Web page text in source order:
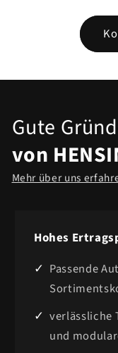
Gute
von
Mehr über uns
Hohes
Passende
verlässliche
und